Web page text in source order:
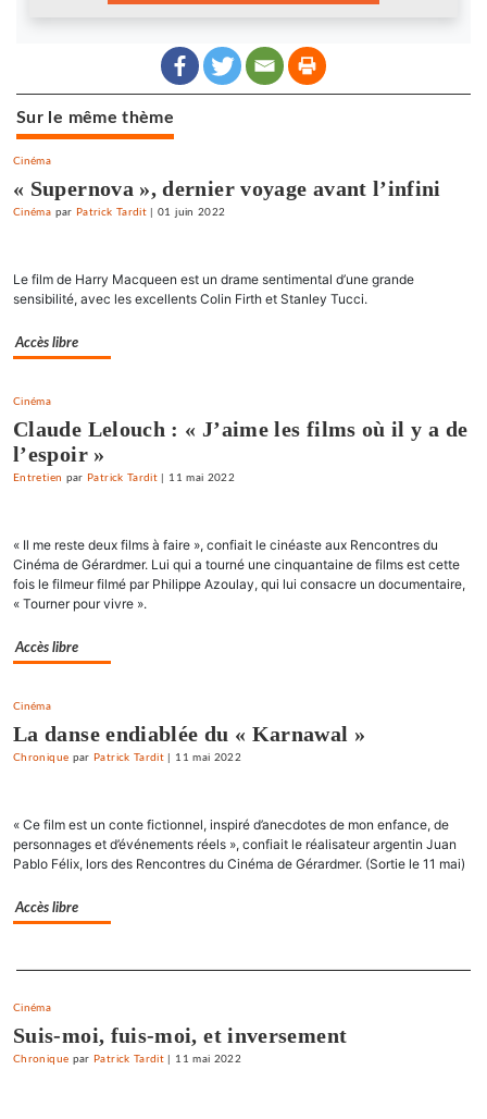
Sur le même thème
Cinéma
« Supernova », dernier voyage avant l’infini
Cinéma par Patrick Tardit |01 juin 2022
Le film de Harry Macqueen est un drame sentimental d’une grande
sensibilité, avec les excellents Colin Firth et Stanley Tucci.
Accès libre
Cinéma
Claude Lelouch : « J’aime les films où il y a de
l’espoir »
Entretien par Patrick Tardit 11 mai 2022
« Il me reste deux films à faire », confiait le cinéaste aux Rencontres du
Cinéma de Gérardmer. Lui qui a tourné une cinquantaine de films est cette
fois le filmeur filmé par Philippe Azoulay, qui lui consacre un documentaire,
« Tourner pour vivre ».
Accès libre
Cinéma
La danse endiablée du « Karnawal »
Chronique par Patrick Tardit 11 mai 2022
« Ce film est un conte fictionnel, inspiré d’anecdotes de mon enfance, de
personnages et d’événements réels », confiait le réalisateur argentin Juan
Pablo Félix, lors des Rencontres du Cinéma de Gérardmer. (Sortie le 11 mai)
Accès libre
Separateur
Cinéma
Suis-moi, fuis-moi, et inversement
Chronique par Patrick Tardit 11 mai 2022